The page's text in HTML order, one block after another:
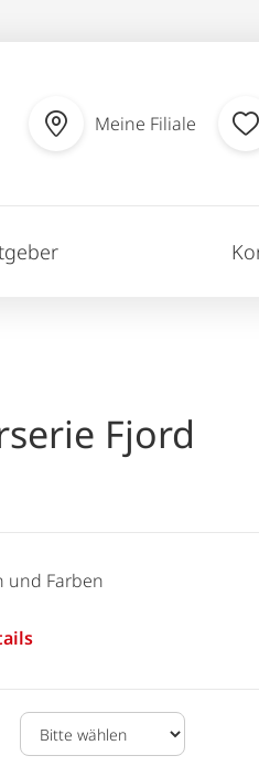
Meine Filiale
Fjord
und Farben